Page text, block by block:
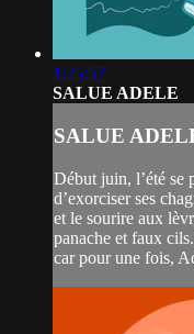
1:25:57
SALUE ADELE
SALUE
Début juin, l’été se
d’exorciser ses
et le sourire aux
panache et faux
car pour une fois,